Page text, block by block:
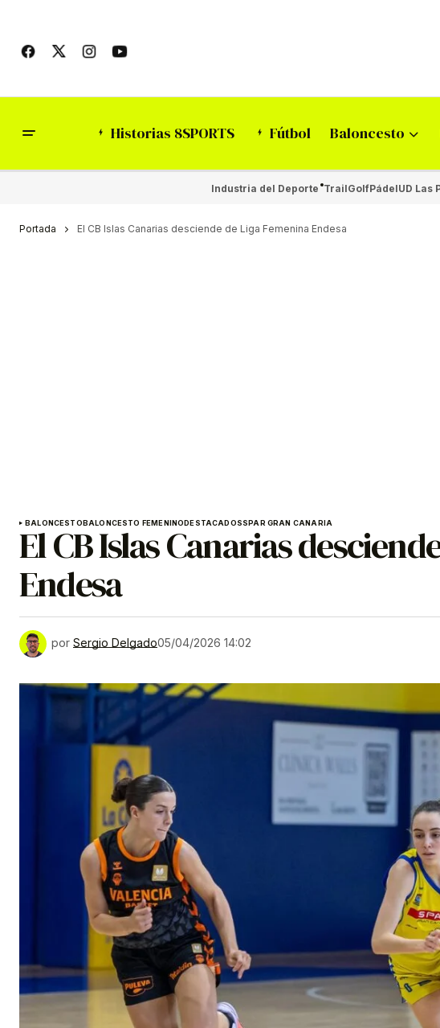
Historias 8SPORTS Fútbol Baloncesto
Industria del Deporte TrailGolfPádelUD Las
Portada El CB Islas Canarias desciende de Liga Femenina Endesa
BALONCESTOBALONCESTO FEMENINODESTACADOSSPAR GRAN CANARIA
El CB Islas Canarias
Endesa
por Sergio Delgado05/04/2026 14:02